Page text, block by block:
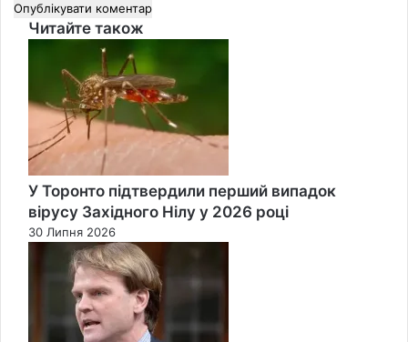
Читайте також
У Торонто підтвердили перший випадок
вірусу Західного Нілу у 2026 році
30 Липня 2026